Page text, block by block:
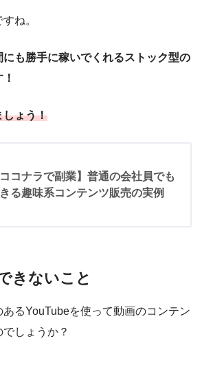
ね。
も勝手に稼いでくれるストック型の
しょう！
ココナラで副業】普通の会社員でも
る趣味系コンテンツ販売の実例
きないこと
るYouTubeを使って動画のコンテン
しょうか？